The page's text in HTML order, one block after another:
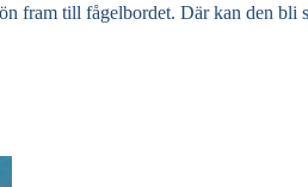
fram till fågelbordet. Där kan den